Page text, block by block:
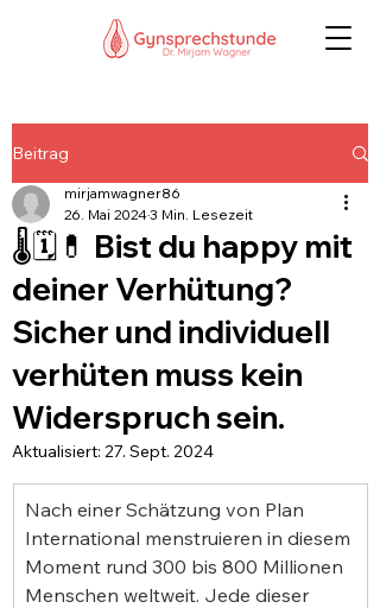
Beitrag
🌡️🗓️💊 Bist du happy mit
deiner Verhütung?
Sicher und individuell
verhüten muss kein
Widerspruch sein.
mirjamwagner86
26. Mai 20243 Min. Lesezeit
Aktualisiert: 27. Sept. 2024
Nach einer Schätzung von Plan
International menstruieren in diesem
Moment rund 300 bis 800 Millionen
Menschen weltweit. Jede dieser